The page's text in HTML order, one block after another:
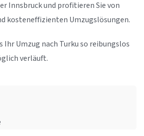
Innsbruck und profitieren Sie von
kosteneffizienten Umzugslösungen.
Ihr Umzug nach Turku so reibungslos
verläuft.